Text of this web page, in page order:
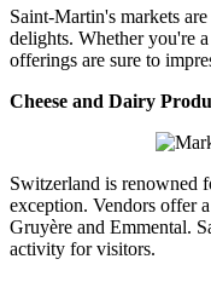
Saint-Martin's markets
delights. Whether you're
offerings are sure to
Cheese and Dairy
Switzerland is renowned
exception. Vendors offer
Gruyère and Emmental.
activity for visitors.